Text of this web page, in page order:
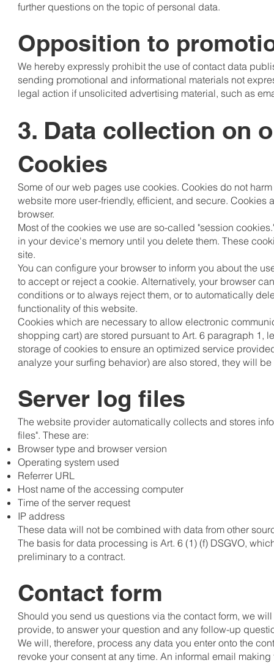
further questions on the topic of personal data.
Opposition to
We hereby expressly prohibit the use of contact data
sending promotional and informational materials not
legal action if unsolicited advertising material, such as
3. Data collection on
Cookies
Some of our web pages use cookies. Cookies do not
website more user-friendly, efficient, and secure.
browser.
Most of the cookies we use are so-called "session
in your device's memory until you delete them. These
site.
You can configure your browser to inform you about the
to accept or reject a cookie. Alternatively, your browser
conditions or to always reject them, or to automatically
functionality of this website.
Cookies which are necessary to allow electronic
shopping cart) are stored pursuant to Art. 6 paragraph 1,
storage of cookies to ensure an optimized service
analyze your surfing behavior) are also stored, they will
Server log files
The website provider automatically collects and stores
files". These are:
Browser type and browser version
Operating system used
Referrer URL
Host name of the accessing computer
Time of the server request
IP address
These data will not be combined with data from other
The basis for data processing is Art. 6 (1) (f) DSGVO,
preliminary to a contract.
Contact form
Should you send us questions via the contact form, we
provide, to answer your question and any follow-up
We will, therefore, process any data you enter onto the
revoke your consent at any time. An informal email